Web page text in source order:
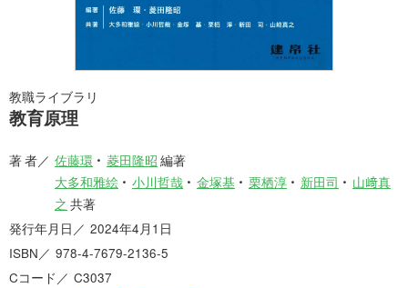
教職ライブラリ
教育原理
著 者 佐藤環 菱田隆昭 編著
大多和雅絵
小川哲哉 金塚基 栗栖淳 新田司
山﨑真
之 共著
発行年月日
2024年4月1日
ISBN
978-4-7679-2136-5
Cコード
C3037